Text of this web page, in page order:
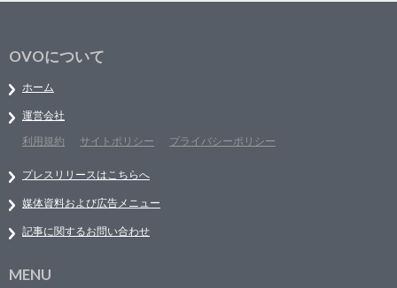
OVOについて
ホーム
運営会社
利用規約
サイトポリシー プライバシーポリシー
プレスリリースはこちらへ
媒体資料および広告メニュー
記事に関するお問い合わせ
MENU